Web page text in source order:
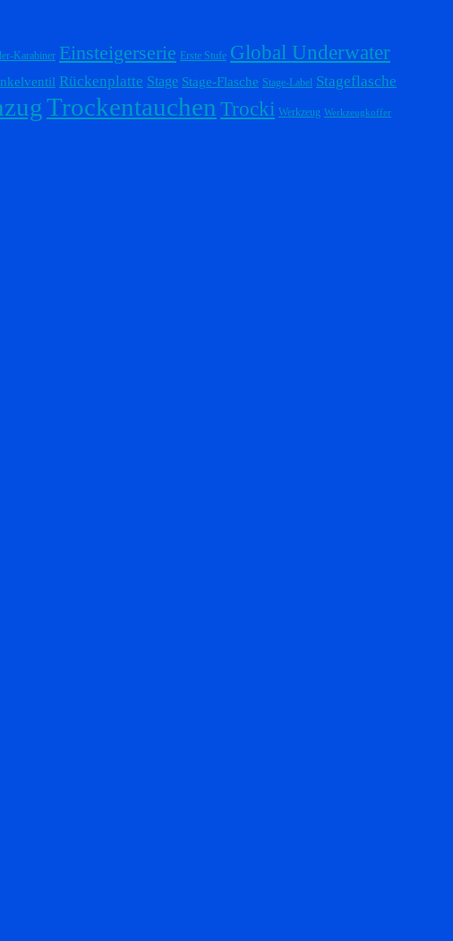
Karabiner Einsteigerserie Erste Stufe Global Underwater
Rückenplatte Stage Stage-Flasche Stage-Label Stageflasche
Trockentauchen Trocki Werkzeug Werkzeugkoffer